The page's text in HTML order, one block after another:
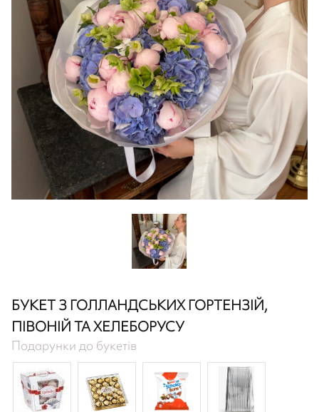
БУКЕТ З ГОЛЛАНДСЬКИХ ГОРТЕНЗІЙ,
ПІВОНІЙ ТА ХЕЛЕБОРУСУ
Подарунки до букетів